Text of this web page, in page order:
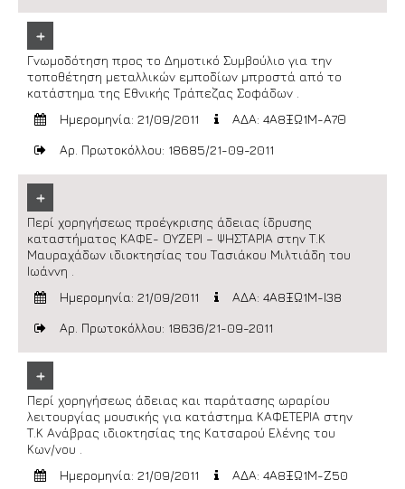
+
Γνωμοδότηση προς το Δημοτικό Συμβούλιο για την
τοποθέτηση μεταλλικών εμποδίων μπροστά από το
κατάστημα της Εθνικής Τράπεζας Σοφάδων .
Ημερομηνία: 21/09/2011
ΑΔΑ: 4Α8ΞΩ1Μ-Α7Θ
Αρ. Πρωτοκόλλου: 18685/21-09-2011
+
Περί χορηγήσεως προέγκρισης άδειας ίδρυσης
καταστήματος ΚΑΦΕ- ΟΥΖΕΡΙ – ΨΗΣΤΑΡΙΑ στην Τ.Κ
Μαυραχάδων ιδιοκτησίας του Τασιάκου Μιλτιάδη του
Ιωάννη .
Ημερομηνία: 21/09/2011
ΑΔΑ: 4Α8ΞΩ1Μ-Ι38
Αρ. Πρωτοκόλλου: 18636/21-09-2011
+
Περί χορηγήσεως άδειας και παράτασης ωραρίου
λειτουργίας μουσικής για κατάστημα ΚΑΦΕΤΕΡΙΑ στην
Τ.Κ Ανάβρας ιδιοκτησίας της Κατσαρού Ελένης του
Κων/νου .
Ημερομηνία: 21/09/2011
ΑΔΑ: 4Α8ΞΩ1Μ-Ζ50